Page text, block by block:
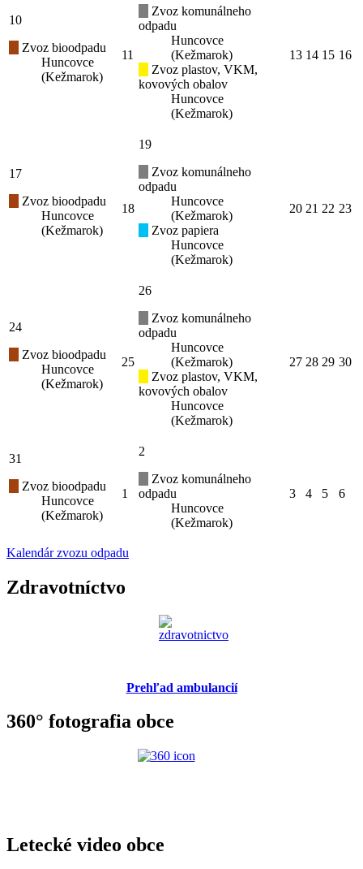
10
Zvoz bioodpadu
Huncovce
(Kežmarok)
11
Zvoz komunálneho
odpadu
Huncovce
(Kežmarok)
Zvoz plastov, VKM,
kovových obalov
Huncovce
(Kežmarok)
13 14 15 16
17
Zvoz bioodpadu
Huncovce
(Kežmarok)
18
19
Zvoz komunálneho
odpadu
Huncovce
(Kežmarok)
Zvoz papiera
Huncovce
(Kežmarok)
20 21 22 23
24
Zvoz bioodpadu
Huncovce
(Kežmarok)
25
26
Zvoz komunálneho
odpadu
Huncovce
(Kežmarok)
Zvoz plastov, VKM,
kovových obalov
Huncovce
(Kežmarok)
27 28 29 30
31
Zvoz bioodpadu
Huncovce
(Kežmarok)
1
2
Zvoz komunálneho
odpadu
Huncovce
(Kežmarok)
3 4 5 6
Kalendár zvozu odpadu
Zdravotníctvo
Prehľad ambulancií
360° fotografia obce
Letecké video obce